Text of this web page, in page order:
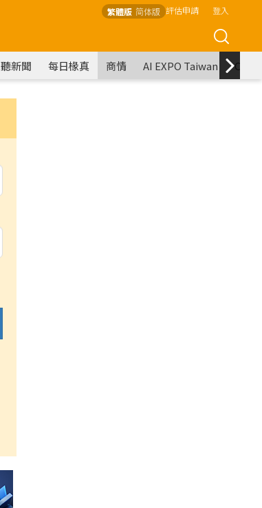
繁體版 简体版 評估申請 登入
聽新聞 每日椽真 商情 AI EXPO Taiwan